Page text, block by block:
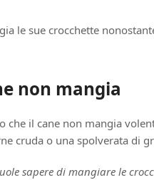
le sue crocchette
non mangia
che il cane non mangia
cruda o una spolverata di
sapere di mangiare le